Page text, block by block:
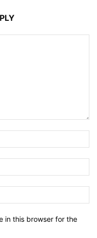
in this browser for the